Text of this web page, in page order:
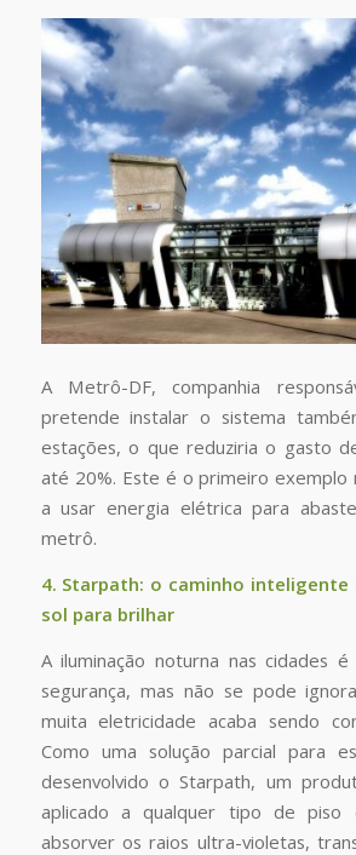
A Metrô-DF, companhia
pretende instalar o sistema
estações, o que reduziria o gasto
até 20%. Este é o primeiro exemplo
a usar energia elétrica para
metrô.
4. Starpath: o caminho inteligente
sol para brilhar
A iluminação noturna nas cidades
segurança, mas não se pode
muita eletricidade acaba sendo
Como uma solução parcial para
desenvolvido o Starpath, um
aplicado a qualquer tipo de piso
absorver os raios ultra-violetas,